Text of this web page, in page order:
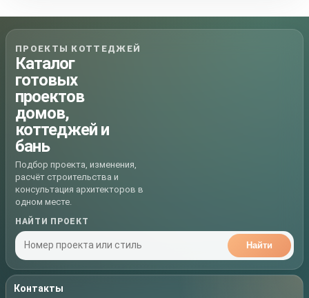
ПРОЕКТЫ КОТТЕДЖЕЙ
Каталог
готовых
проектов
домов,
коттеджей и
бань
Подбор проекта, изменения,
расчёт строительства и
консультация архитекторов в
одном месте.
НАЙТИ ПРОЕКТ
Найти
Контакты